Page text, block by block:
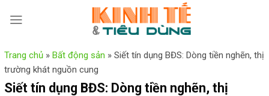
Trang chủ » Bất động sản » Siết tín dụng BĐS: Dòng tiền nghẽn, thị
trường khát nguồn cung
Siết tín dụng BĐS: Dòng tiền nghẽn, thị